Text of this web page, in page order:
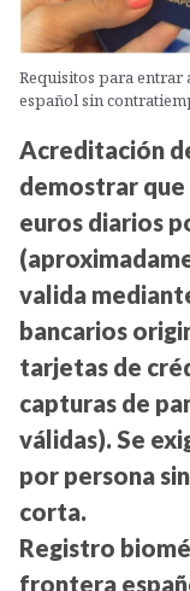
Requisitos para entrar
español sin
Acreditación
demostrar que
euros diarios
valida
bancarios
tarjetas de
capturas de
válidas). Se
por persona
corta.
Registro
frontera